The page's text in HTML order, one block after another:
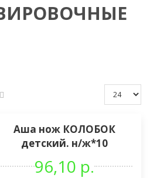
Аша нож КОЛОБОК
детский. н/ж*10
96,10 р.